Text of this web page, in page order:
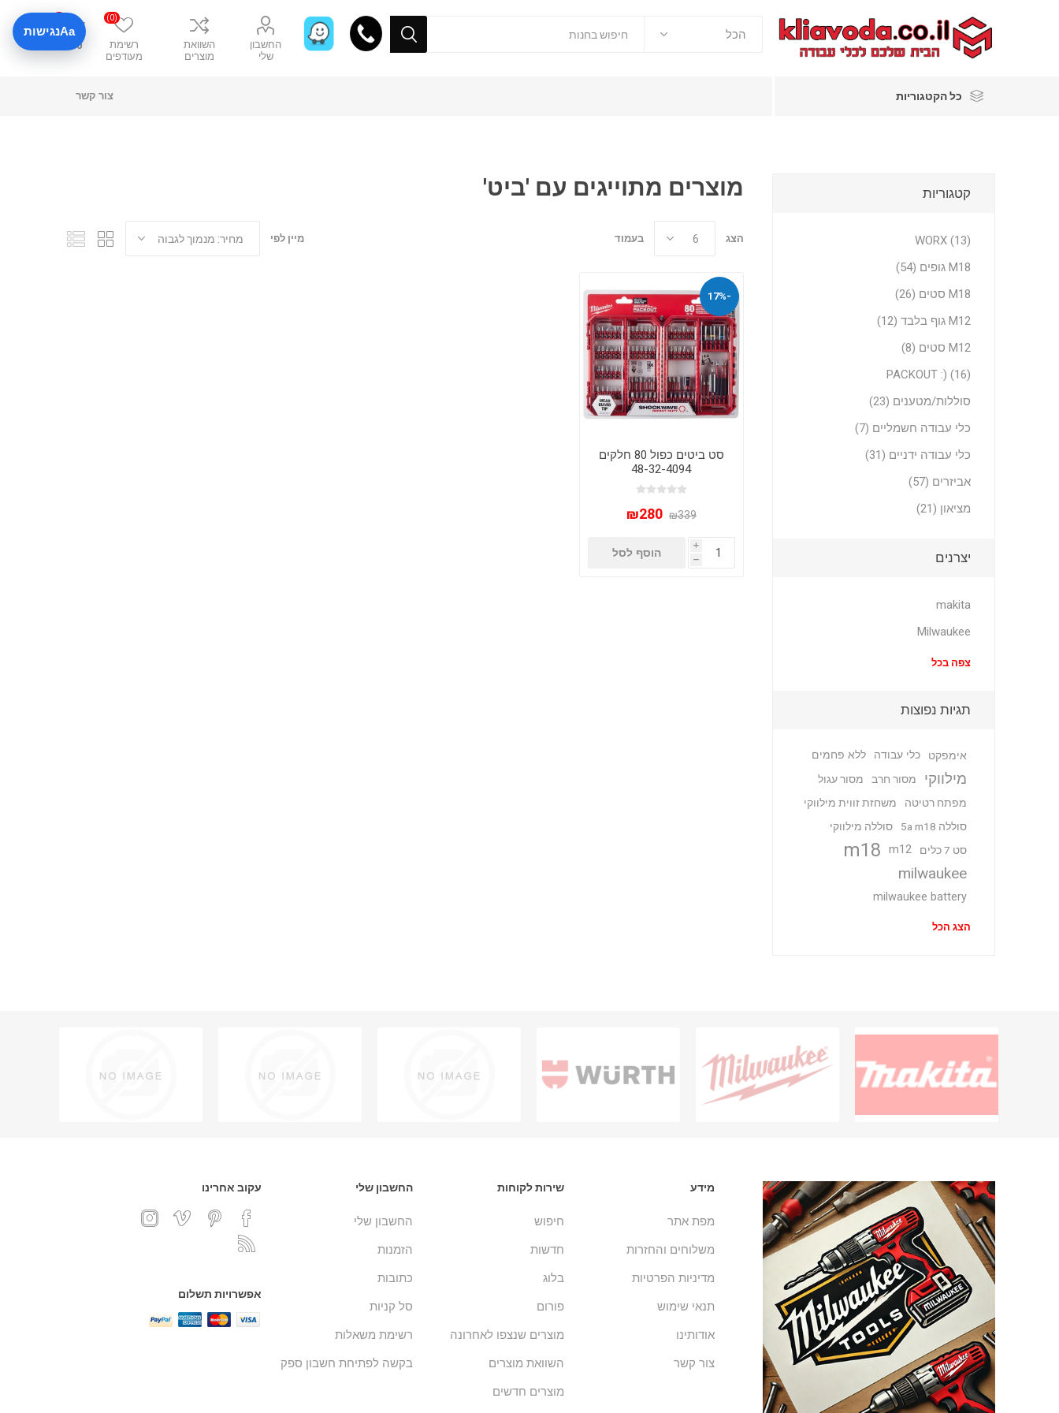
החשבון
שלי
השוואת
מוצרים
רשימת
מעודפים
(0)
₪0
כל הקטגוריות צור קשר
מוצרים מתוייגים עם 'ביט'
מיין לפי הצג בעמוד
-17%
סט ביטים כפול 80 חלקים
48-32-4094
₪339
₪280
i
h
הוסף לסל
קטגוריות
WORX (13)
M18 גופים (54)
M18 סטים (26)
M12 גוף בלבד (12)
M12 סטים (8)
PACKOUT :) (16)
סוללות/מטענים (23)
כלי עבודה חשמליים (7)
כלי עבודה ידניים (31)
אביזרים (57)
מציאון (21)
יצרנים
makita
Milwaukee
צפה בכל
תגיות נפוצות
אימפקט כלי עבודה ללא פחמים
מילווקי מסור חרב
מסור עגול
מפתח רטיטה
משחזת זווית מילווקי
סוללה 5a m18
סוללה מילווקי
סט 7 כלים
m12
m18
milwaukee
milwaukee battery
הצג הכל
מידע
מפת אתר
משלוחים והחזרות
מדיניות הפרטיות
תנאי שימוש
אודותינו
צור קשר
שירות לקוחות
חיפוש
חדשות
בלוג
פורום
מוצרים שנצפו לאחרונה
השוואת מוצרים
מוצרים חדשים
החשבון שלי
החשבון שלי
הזמנות
כתובות
סל קניות
רשימת משאלות
בקשה לפתיחת חשבון ספק
עקוב אחרינו
אפשרויות תשלום
Aaנגישות